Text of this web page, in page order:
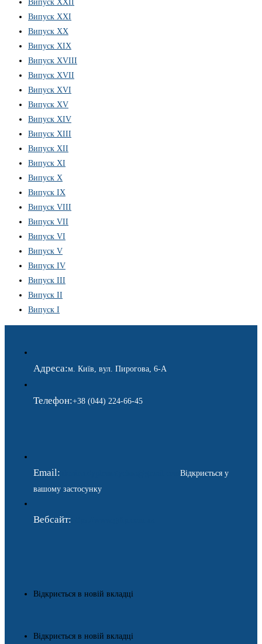
Випуск XXII
Випуск XXI
Випуск XX
Випуск XIX
Випуск XVIII
Випуск XVII
Випуск XVI
Випуск XV
Випуск XIV
Випуск XIII
Випуск XII
Випуск XI
Випуск X
Випуск IX
Випуск VIII
Випуск VII
Випуск VI
Випуск V
Випуск IV
Випуск III
Випуск II
Випуск I
Адреса:м. Київ, вул. Пирогова, 6-А
Телефон:+38 (044) 224-66-45
Email:
Відкриється у
вашому застосунку
Вебсайт:
Відкриється в новій вкладці
Відкриється в новій вкладці